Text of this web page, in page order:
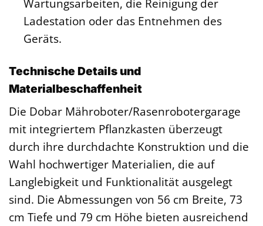
Ladestation oder das Entnehmen des
Geräts.
Technische Details und
Materialbeschaffenheit
Die Dobar Mähroboter/Rasenrobotergarage
mit integriertem Pflanzkasten überzeugt
durch ihre durchdachte Konstruktion und die
Wahl hochwertiger Materialien, die auf
Langlebigkeit und Funktionalität ausgelegt
sind. Die Abmessungen von 56 cm Breite, 73
cm Tiefe und 79 cm Höhe bieten ausreichend